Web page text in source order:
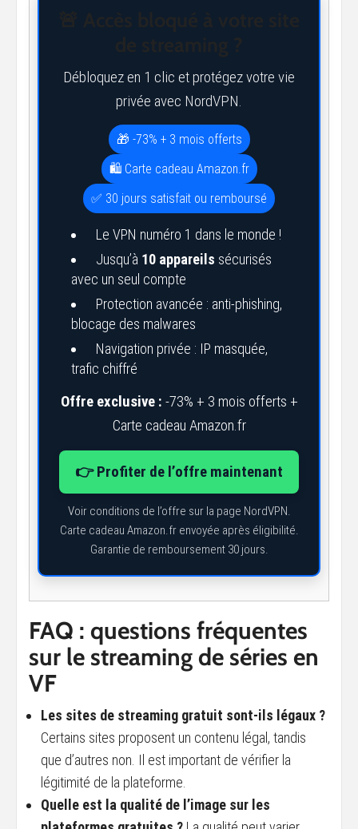
Débloquez en 1 clic et protégez votre vie
privée avec NordVPN.
🎁 -73% + 3 mois offerts
🛍️ Carte cadeau Amazon.fr
✅ 30 jours satisfait ou remboursé
Le VPN numéro 1 dans le monde !
Jusqu’à 10 appareils sécurisés
avec un seul compte
Protection avancée : anti-phishing,
blocage des malwares
Navigation privée : IP masquée,
trafic chiffré
Offre exclusive : -73% + 3 mois offerts +
Carte cadeau Amazon.fr
👉 Profiter de l’offre maintenant
Voir conditions de l’offre sur la page NordVPN.
Carte cadeau Amazon.fr envoyée après éligibilité.
Garantie de remboursement 30 jours.
FAQ : questions fréquentes
sur le streaming de séries en
VF
Les sites de streaming gratuit sont-ils légaux ?
Certains sites proposent un contenu légal, tandis
que d’autres non. Il est important de vérifier la
légitimité de la plateforme.
Quelle est la qualité de l’image sur les